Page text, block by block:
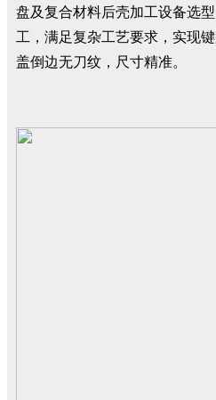
盘及复合材料后壳加工设备选
工，满足复杂工艺要求，实现
盖倒边无刀纹，尺寸精准。